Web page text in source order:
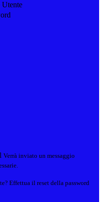
Utente
Verrà inviato un messaggio
Effettua il reset della password